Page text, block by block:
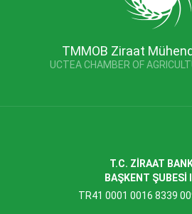
TMMOB Ziraat
UCTEA CHAMBER OF
T.C. ZİRAAT
BAŞKENT ŞUBESİ
TR41 0001 0016 8339